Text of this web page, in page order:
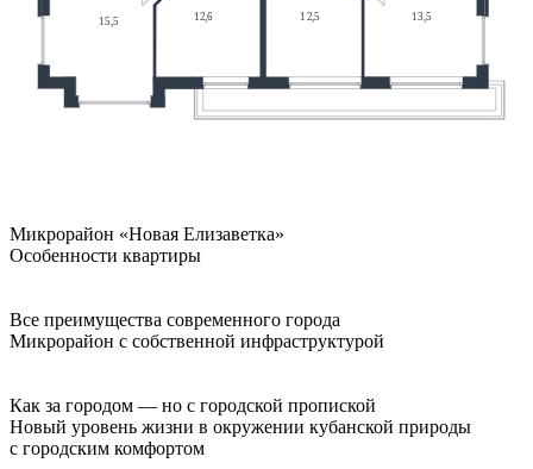
Микрорайон «Новая Елизаветка»
Особенности квартиры
Все преимущества современного города
Микрорайон с собственной инфраструктурой
Как за городом — но с городской пропиской
Новый уровень жизни в окружении кубанской природы
с городским комфортом